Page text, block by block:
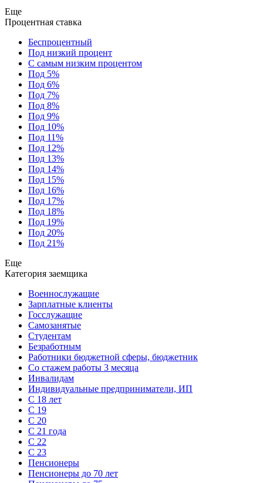
Еще
Процентная ставка
Беспроцентный
Под низкий процент
С самым низким процентом
Под 5%
Под 6%
Под 7%
Под 8%
Под 9%
Под 10%
Под 11%
Под 12%
Под 13%
Под 14%
Под 15%
Под 16%
Под 17%
Под 18%
Под 19%
Под 20%
Под 21%
Еще
Категория заемщика
Военнослужащие
Зарплатные клиенты
Госслужащие
Самозанятые
Студентам
Безработным
Работники бюджетной сферы, бюджетник
Cо стажем работы 3 месяца
Инвалидам
Индивидуальные предприниматели, ИП
С 18 лет
С 19
С 20
С 21 года
С 22
С 23
Пенсионеры
Пенсионеры до 70 лет